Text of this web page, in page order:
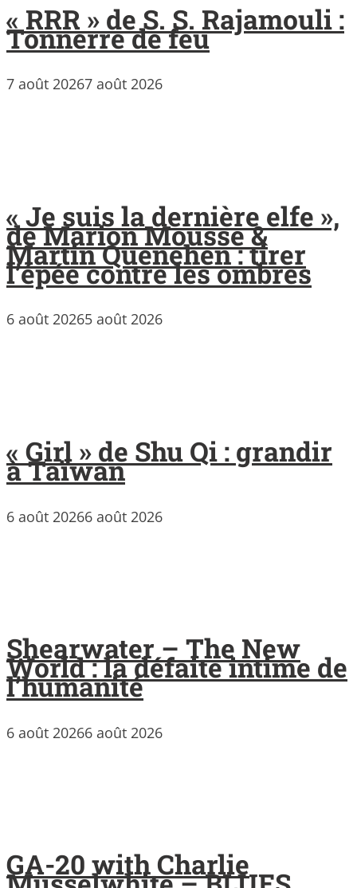
« RRR » de S. S. Rajamouli :
Tonnerre de feu
7 août 20267 août 2026
« Je suis la dernière elfe »,
de Marion Mousse &
Martin Quenehen : tirer
l’épée contre les ombres
6 août 20265 août 2026
« Girl » de Shu Qi : grandir
à Taïwan
6 août 20266 août 2026
Shearwater – The New
World : la défaite intime de
l’humanité
6 août 20266 août 2026
GA-20 with Charlie